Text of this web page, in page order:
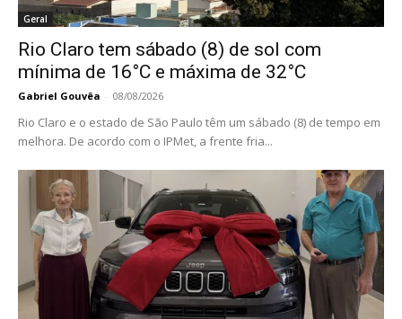
Geral
Rio Claro tem sábado (8) de sol com
mínima de 16°C e máxima de 32°C
Gabriel Gouvêa - 08/08/2026
Rio Claro e o estado de São Paulo têm um sábado (8) de tempo em
melhora. De acordo com o IPMet, a frente fria...